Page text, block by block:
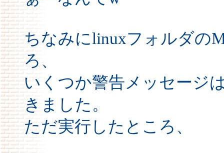
ちなみにlinuxフォルダの
ろ、
いくつか警告メッセージ
きました。
ただ実行したところ、